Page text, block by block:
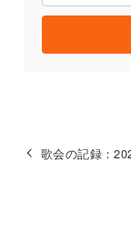
歌会の記録：